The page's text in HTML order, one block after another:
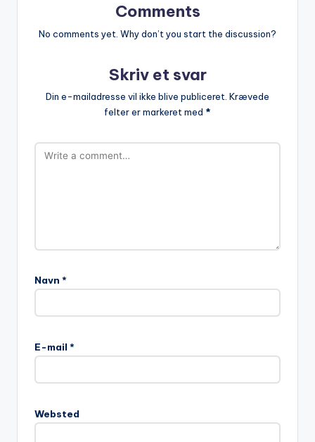
Comments
No comments yet. Why don’t you start the discussion?
Skriv et svar
Din e-mailadresse vil ikke blive publiceret. Krævede
felter er markeret med *
Navn *
E-mail *
Websted
t
a